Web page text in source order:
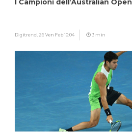
I Campioni dell’Australian Open
Digitrend, 26 Ven Feb 10:04 3 min